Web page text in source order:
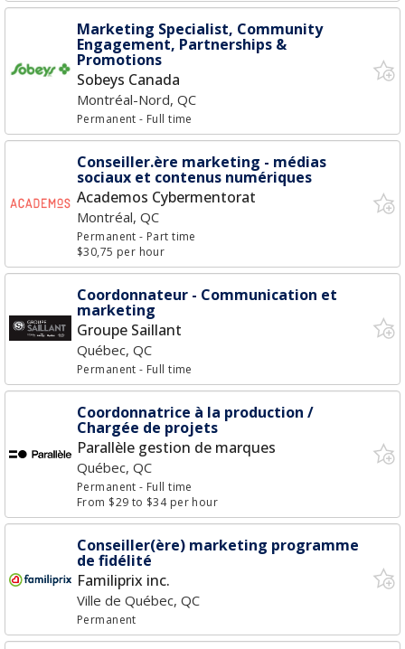
Marketing Specialist, Community
Engagement, Partnerships &
Promotions
Sobeys Canada
Montréal-Nord, QC
Permanent- Full time
Conseiller.ère marketing - médias
sociaux et contenus numériques
Academos Cybermentorat
Montréal, QC
Permanent- Part time
$30,75 per hour
Coordonnateur - Communication et
marketing
Groupe Saillant
Québec, QC
Permanent- Full time
Coordonnatrice à la production /
Chargée de projets
Parallèle gestion de marques
Québec, QC
Permanent- Full time
From $29 to $34 per hour
Conseiller(ère) marketing programme
de fidélité
Familiprix inc.
Ville de Québec, QC
Permanent